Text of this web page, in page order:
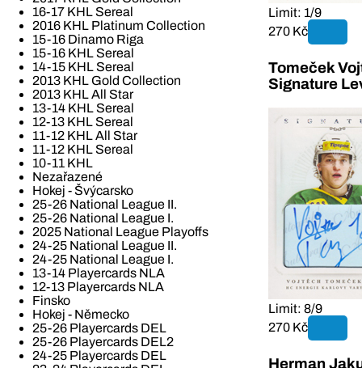
16-17 KHL Sereal
2016 KHL Platinum Collection
15-16 Dinamo Riga
15-16 KHL Sereal
14-15 KHL Sereal
2013 KHL Gold Collection
2013 KHL All Star
13-14 KHL Sereal
12-13 KHL Sereal
11-12 KHL All Star
11-12 KHL Sereal
10-11 KHL
Nezařazené
Hokej - Švýcarsko
25-26 National League II.
25-26 National League I.
2025 National League Playoffs
24-25 National League II.
24-25 National League I.
13-14 Playercards NLA
12-13 Playercards NLA
Finsko
Hokej - Německo
25-26 Playercards DEL
25-26 Playercards DEL2
24-25 Playercards DEL
Limit: 1/9
270 Kč
Tomeček
Signature
Limit: 8/9
270 Kč
Herman